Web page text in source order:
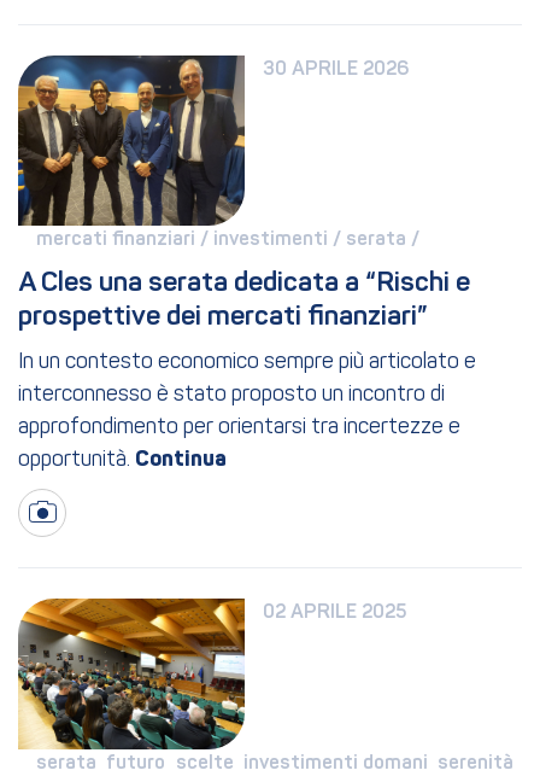
30 APRILE 2026
mercati finanziari / investimenti / serata /
A Cles una serata dedicata a “Rischi e
prospettive dei mercati finanziari”
In un contesto economico sempre più articolato e
interconnesso è stato proposto un incontro di
approfondimento per orientarsi tra incertezze e
opportunità.
02 APRILE 2025
serata
futuro
scelte
investimenti domani
serenità